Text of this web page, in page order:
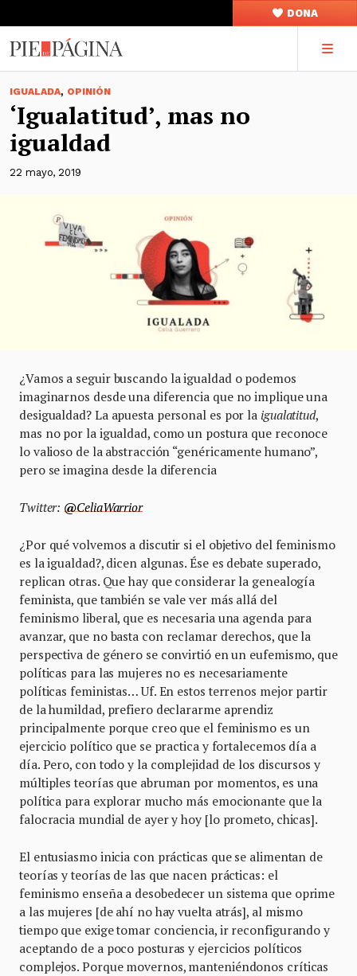
DONA
IGUALADA, OPINIÓN
‘Igualatitud’, mas no
igualdad
22 mayo, 2019
¿Vamos a seguir buscando la igualdad o podemos
imaginarnos desde una diferencia que no implique una
desigualdad? La apuesta personal es por la igualatitud,
mas no por la igualdad, como un postura que reconoce
lo valioso de la abstracción “genéricamente humano”,
pero se imagina desde la diferencia
Twitter:@CeliaWarrior
¿Por qué volvemos a discutir si el objetivo del feminismo
es la igualdad?, dicen algunas. Ése es debate superado,
replican otras. Que hay que considerar la genealogía
feminista, que también se vale ver más allá del
feminismo liberal, que es necesaria una agenda para
avanzar, que no basta con reclamar derechos, que la
perspectiva de género se convirtió en un eufemismo, que
políticas para las mujeres no es necesariamente
políticas feministas… Uf. En estos terrenos mejor partir
de la humildad, prefiero declararme aprendiz
principalmente porque creo que el feminismo es un
ejercicio político que se practica y fortalecemos día a
día. Pero, con todo y la complejidad de los discursos y
múltiples teorías que abruman por momentos, es una
política para explorar mucho más emocionante que la
falocracia mundial de ayer y hoy [lo prometo, chicas].
El entusiasmo inicia con prácticas que se alimentan de
teorías y teorías de las que nacen prácticas: el
feminismo enseña a desobedecer un sistema que oprime
a las mujeres [de ahí no hay vuelta atrás], al mismo
tiempo que exige tomar conciencia, ir reconfigurando y
aceptando de a poco posturas y ejercicios políticos
complejos. Porque movernos, manteniéndonos críticas